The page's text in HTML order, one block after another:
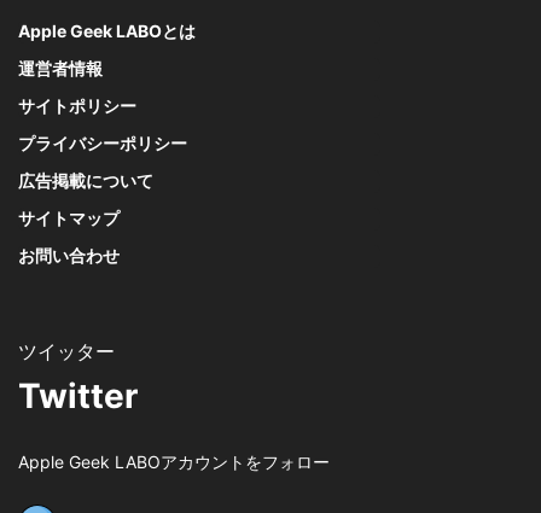
Apple Geek LABOとは
運営者情報
サイトポリシー
プライバシーポリシー
広告掲載について
サイトマップ
お問い合わせ
Twitter
Apple Geek LABOアカウントをフォロー